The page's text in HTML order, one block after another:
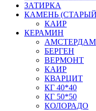
ЗАТИРКА
КАМЕНЬ
КАИР
КЕРАМИН
АМСТЕРДАМ
БЕРГЕН
ВЕРМОНТ
КАИР
КВАРЦИТ
КГ 40*40
КГ 50*50
КОЛОРАДО